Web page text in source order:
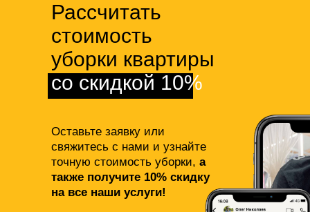
Оставьте заявку или
свяжитесь с нами и узнайте
точную стоимость уборки, а
также получите 10% скидку
на все наши услуги!
Рассчитать
стоимость
уборки квартиры
со скидкой 10%